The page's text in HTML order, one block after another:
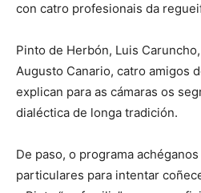
con catro profesionais da
Pinto de Herbón, Luis
Augusto Canario, catro amigos
explican para as cámaras os
dialéctica de longa tradición.
De paso, o programa
particulares para intentar